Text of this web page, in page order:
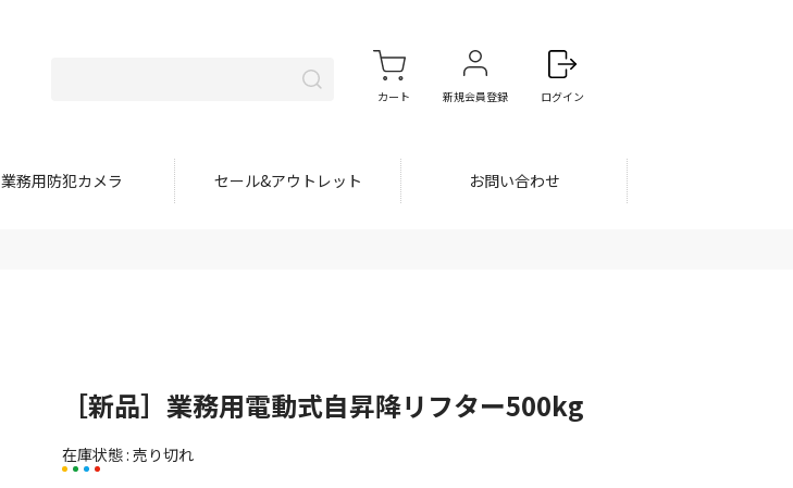
カート 新規会員登録 ログイン
業務用防犯カメラ セール&アウトレット お問い合わせ
［新品］業務用電動式自昇降リフター500kg
在庫状態 : 売り切れ